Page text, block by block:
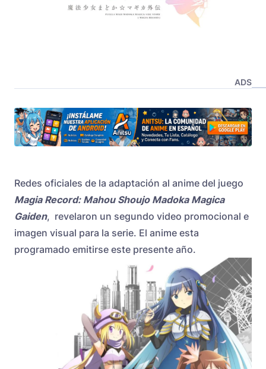
ADS
Redes oficiales de la adaptación al anime del juego
Magia Record: Mahou Shoujo Madoka Magica
Gaiden, revelaron un segundo video promocional e
imagen visual para la serie. El anime esta
programado emitirse este presente año.